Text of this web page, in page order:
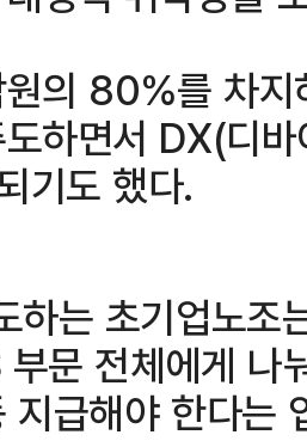
의 80%를 차
하면서 DX(디
기도 했다.
하는 초기업노조
문 전체에게 나
지급해야 한다는